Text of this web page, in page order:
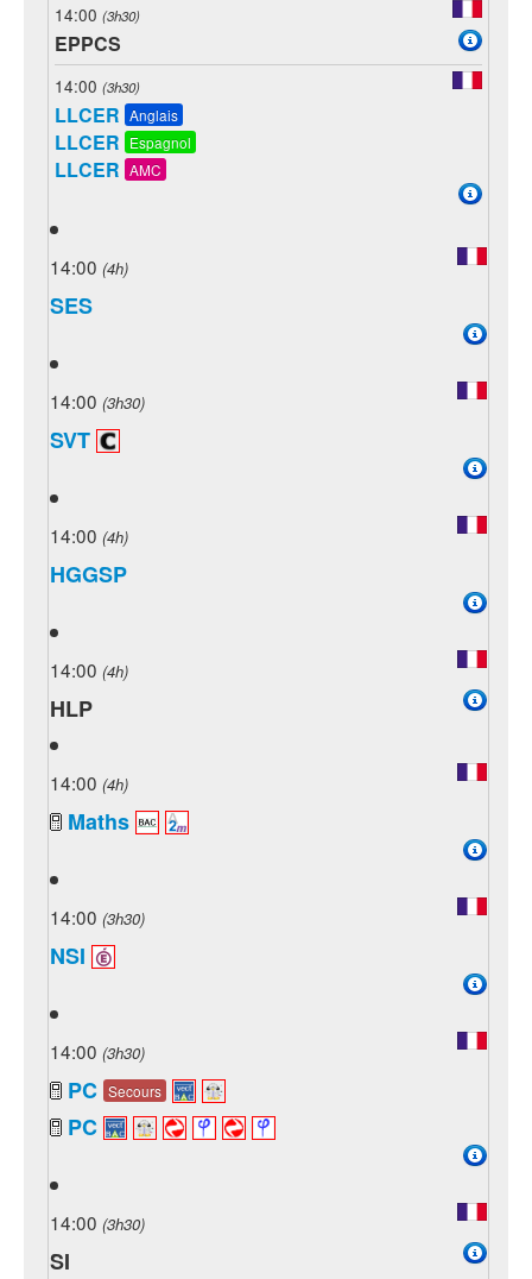
14:00 (3h30)
EPPCS
14:00 (3h30)
LLCER Anglais
LLCER Espagnol
LLCER AMC
14:00 (4h)
SES
14:00 (3h30)
SVT
14:00 (4h)
HGGSP
14:00 (4h)
HLP
14:00 (4h)
Maths
14:00 (3h30)
NSI
14:00 (3h30)
PC Secours
PC
14:00 (3h30)
SI